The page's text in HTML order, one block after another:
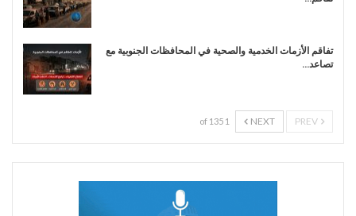
تفاقم الأزمات الخدمية والصحية في المحافظات الجنوبية مع
تصاعد…
NEXT
1 of 135